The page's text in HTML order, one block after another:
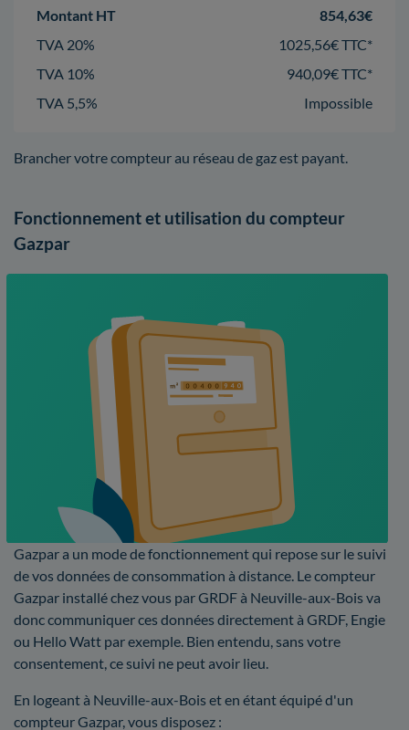
Montant HT
854,63€
TVA 20%
1025,56€ TTC*
TVA 10%
940,09€ TTC*
TVA 5,5%
Impossible
Brancher votre compteur au réseau de gaz est payant.
Fonctionnement et utilisation du compteur
Gazpar
Gazpar a un mode de fonctionnement qui repose sur le suivi
de vos données de consommation à distance. Le compteur
Gazpar installé chez vous par GRDF à Neuville-aux-Bois va
donc communiquer ces données directement à GRDF, Engie
ou Hello Watt par exemple. Bien entendu, sans votre
consentement, ce suivi ne peut avoir lieu.
En logeant à Neuville-aux-Bois et en étant équipé d'un
compteur Gazpar, vous disposez :